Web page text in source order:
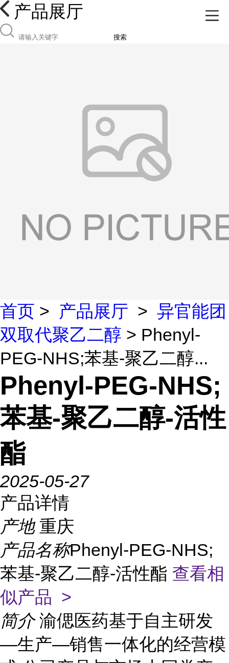
产品展厅
搜索
首页 > 产品展厅 > 异官能团
双取代聚乙二醇 > Phenyl-
PEG-NHS;苯基-聚乙二醇...
Phenyl-PEG-NHS;
苯基-聚乙二醇-活性
酯
2025-05-27
产品详情
产地 重庆
产品名称Phenyl-PEG-NHS;
苯基-聚乙二醇-活性酯 查看相
似产品 >
简介 渝偲医药基于自主研发
—生产—销售一体化的经营模